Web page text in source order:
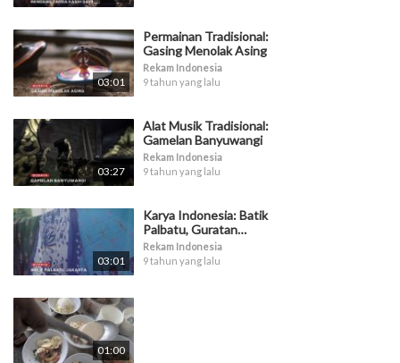
03:01
Permainan Tradisional:
Gasing Menolak Asing
Rekam Indonesia
9 tahun yang lalu
03:27
Alat Musik Tradisional:
Gamelan Banyuwangi
Rekam Indonesia
9 tahun yang lalu
03:01
Karya Indonesia: Batik
Palbatu, Guratan
Kehidupan
Rekam Indonesia
9 tahun yang lalu
01:00